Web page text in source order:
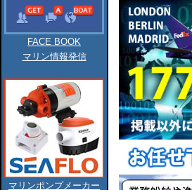
FACE BOOK
マリン情報発信
マリンポンプメーカー